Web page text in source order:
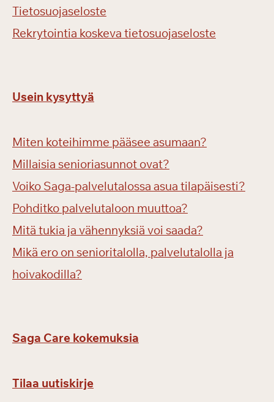
Tietosuojaseloste
Rekrytointia koskeva tietosuojaseloste
Usein kysyttyä
Miten koteihimme pääsee asumaan?
Millaisia senioriasunnot ovat?
Voiko Saga-palvelutalossa asua tilapäisesti?
Pohditko palvelutaloon muuttoa?
Mitä tukia ja vähennyksiä voi saada?
Mikä ero on senioritalolla, palvelutalolla ja
hoivakodilla?
Saga Care kokemuksia
Tilaa uutiskirje